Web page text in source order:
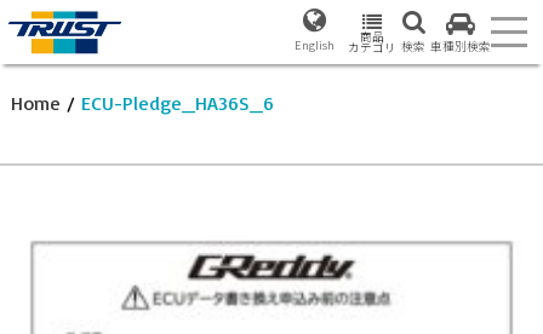
English 商品
カテゴリ 検索 車種別検索
Home / ECU-Pledge_HA36S_6